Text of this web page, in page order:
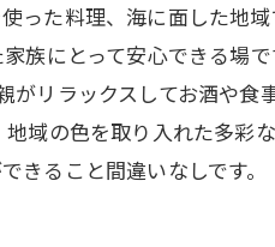
った料理、海に面した地
族にとって安心できる場
リラックスしてお酒や食
域の色を取り入れた多彩
ること間違いなしです。